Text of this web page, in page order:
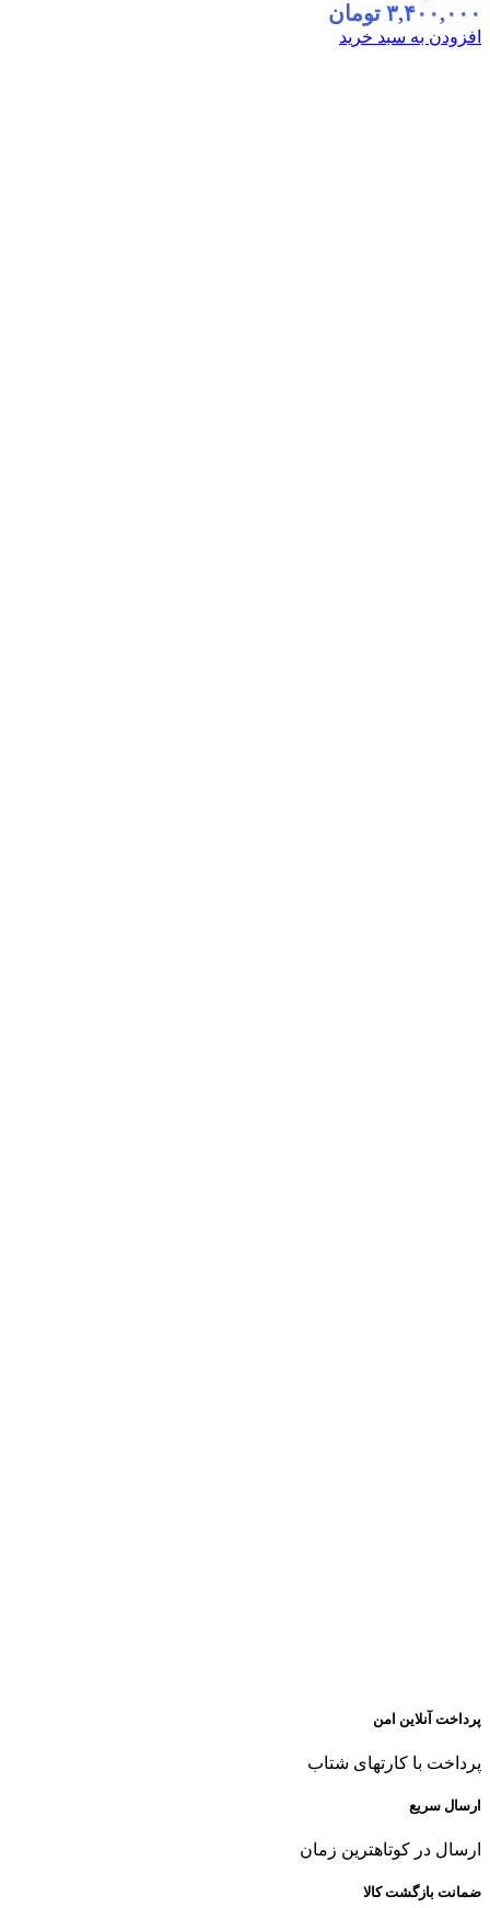
۳,۴۰۰,۰۰۰ تومان
افزودن به سبد خرید
پرداخت آنلاین امن
پرداخت با کارتهای شتاب
ارسال سریع
ارسال در کوتاهترین زمان
ضمانت بازگشت کالا